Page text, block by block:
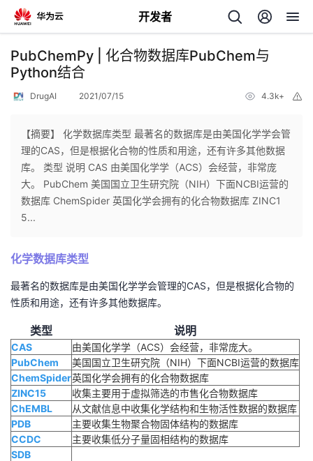
开发者
返
回
个
人
我
开
发
者
我
的
博
我
的
我
PubChemPy | 化合物数据库PubChem与
Python结合
DrugAI 2021/07/15 4.3k+
【摘要】 化学数据库类型 最著名的数据库是由美国化学学会管
理的CAS，但是根据化合物的性质和用途，还有许多其他数据
库。 类型 说明 CAS 由美国化学学（ACS）会经营，非常庞
大。 PubChem 美国国立卫生研究院（NIH）下面NCBI运营的
数据库 ChemSpider 英国化学会拥有的化合物数据库 ZINC1
5...
化学数据库类型
最著名的数据库是由美国化学学会管理的CAS，但是根据化合物的
性质和用途，还有许多其他数据库。
类型 说明
CAS
由美国化学学（ACS）会经营，非常庞大。
PubChem
美国国立卫生研究院（NIH）下面NCBI运营的数据库
ChemSpider英国化学会拥有的化合物数据库
ZINC15
收集主要用于虚拟筛选的市售化合物数据库
ChEMBL
从文献信息中收集化学结构和生物活性数据的数据库
PDB
主要收集生物聚合物固体结构的数据库
CCDC
主要收集低分子量固相结构的数据库
SDB